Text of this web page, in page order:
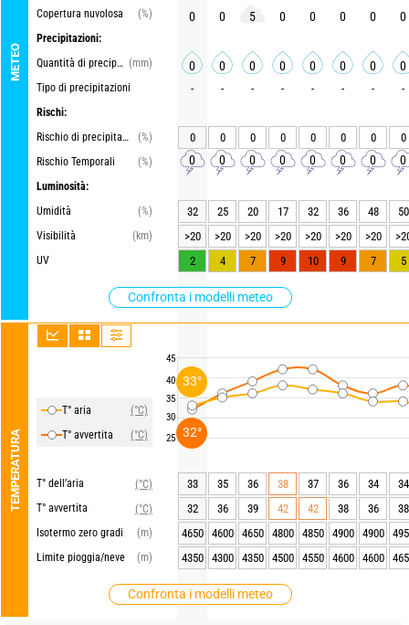
METEO
Copertura nuvolosa
(%)
Precipitazioni:
Quantità di precipitazioni (mm)
Tipo di precipitazioni
Rischi:
Rischio di precipitazioni
(%)
Rischio Temporali
(%)
Luminosità:
Umidità
(%)
Visibilità
(km)
UV
Confronta i modelli meteo
TEMPERATURA
T° aria
(°C)
T° avvertita
(°C)
T° dell’aria
(°C)
T° avvertita
(°C)
Isotermo zero gradi
(m)
Limite pioggia/neve
(m)
Confronta i modelli meteo
45
40
35
30
25
0 0 5 0 0 0 0 0
0 0 0 0 0 0 0 0
- - - - - - - -
0 0 0 0 0 0 0 0
0 0 0 0 0 0 0 0
32 25 20 17 32 36 48
50
>20
>20 >20 >20 >20 >20 >20
2
4 7 9 10 9 7 5
33 35 36 38 37 36 34
34
32
36 39 42 42 38 36
38
4650
4600 4650 4800 4850 4900 4900
4350
4300 4350 4500 4550 4600 4600
33°
32°